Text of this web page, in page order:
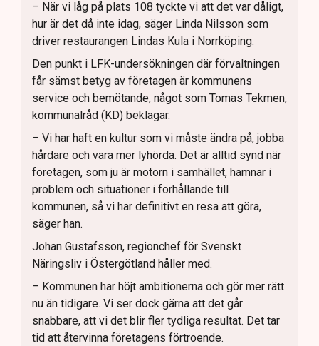
– När vi låg på plats 108 tyckte vi att det var dåligt,
hur är det då inte idag, säger Linda Nilsson som
driver restaurangen Lindas Kula i Norrköping.
Den punkt i LFK-undersökningen där förvaltningen
får sämst betyg av företagen är kommunens
service och bemötande, något som Tomas Tekmen,
kommunalråd (KD) beklagar.
– Vi har haft en kultur som vi måste ändra på, jobba
hårdare och vara mer lyhörda. Det är alltid synd när
företagen, som ju är motorn i samhället, hamnar i
problem och situationer i förhållande till
kommunen, så vi har definitivt en resa att göra,
säger han.
Johan Gustafsson, regionchef för Svenskt
Näringsliv i Östergötland håller med.
– Kommunen har höjt ambitionerna och gör mer rätt
nu än tidigare. Vi ser dock gärna att det går
snabbare, att vi det blir fler tydliga resultat. Det tar
tid att återvinna företagens förtroende.